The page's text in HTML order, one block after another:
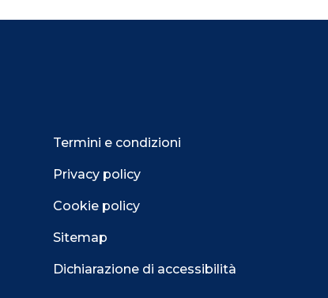
Termini e condizioni
Privacy policy
Cookie policy
Sitemap
Dichiarazione di accessibilità